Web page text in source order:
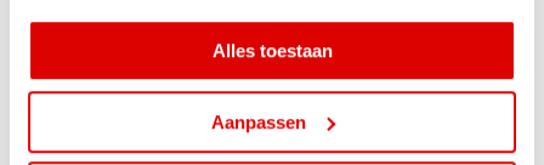
weer aanpassen.
Alles toestaan
Aanpassen